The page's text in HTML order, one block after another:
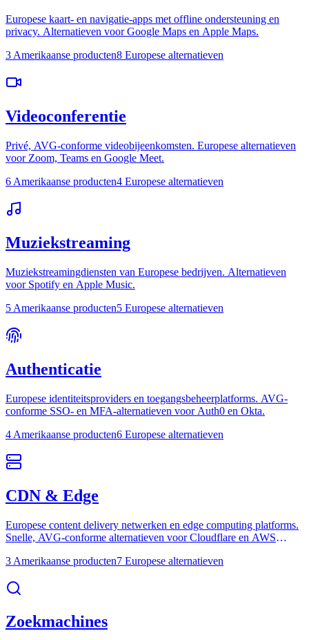
Europese kaart- en navigatie-apps met offline ondersteuning en
privacy. Alternatieven voor Google Maps en Apple Maps.
3 Amerikaanse producten8 Europese alternatieven
Videoconferentie
Privé, AVG-conforme videobijeenkomsten. Europese alternatieven
voor Zoom, Teams en Google Meet.
6 Amerikaanse producten4 Europese alternatieven
Muziekstreaming
Muziekstreamingdiensten van Europese bedrijven. Alternatieven
voor Spotify en Apple Music.
5 Amerikaanse producten5 Europese alternatieven
Authenticatie
Europese identiteitsproviders en toegangsbeheerplatforms. AVG-
conforme SSO- en MFA-alternatieven voor Auth0 en Okta.
4 Amerikaanse producten6 Europese alternatieven
CDN & Edge
Europese content delivery netwerken en edge computing platforms.
Snelle, AVG-conforme alternatieven voor Cloudflare en AWS
3 Amerikaanse producten7 Europese alternatieven
Zoekmachines